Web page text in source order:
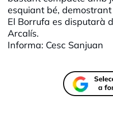
esquiant bé,
El Borrufa es disputarà
Arcalís.
Informa: Cesc Sanjuan